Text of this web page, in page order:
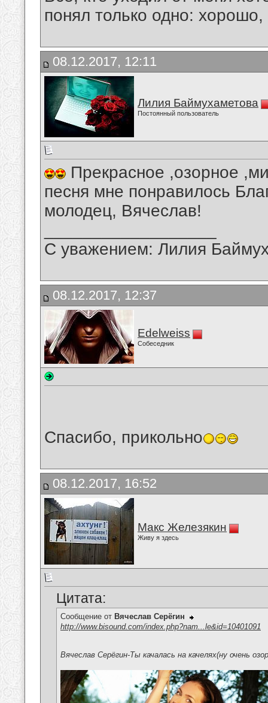
понял только одно:
08.12.2017, 12:11
Лилия Баймухаметова
Постоянный пользователь
Прекрасное ,озорное
песня мне понравилось
молодец, Вячеслав!
С уважением: Лилия
08.12.2017, 12:37
Edelweiss
Собеседник
Спасибо, прикольно
08.12.2017, 16:52
Макс Железякин
Живу я здесь
Цитата:
Сообщение от Вячеслав Серёгин
http://www.bisound.com/index.php?nam...le&id=10401091
Вячеслав Серёгин-Ты качалась на качелях(ну очень